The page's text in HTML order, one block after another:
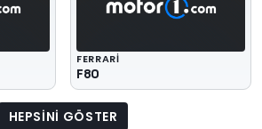
FERRARI
F80
HEPSINI GÖSTER